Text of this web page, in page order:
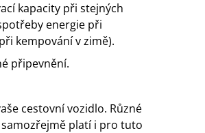
kapacity při stejných
energie při
kempování v zimě).
připevnění.
cestovní vozidlo. Různé
platí i pro tuto